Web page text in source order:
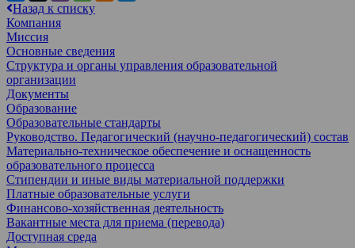
Назад к списку
Компания
Миссия
Основные сведения
Структура и органы управления образовательной
организации
Документы
Образование
Образовательные стандарты
Руководство. Педагогический (научно-педагогический) состав
Материально-техническое обеспечение и оснащенность
образовательного процесса
Стипендии и иные виды материальной поддержки
Платные образовательные услуги
Финансово-хозяйственная деятельность
Вакантные места для приема (перевода)
Доступная среда